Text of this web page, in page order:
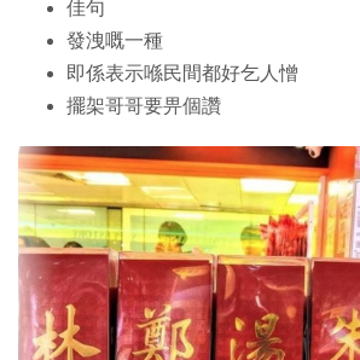
佳句
發洩嘅一種
即係表示喺民間都好乞人憎
擺架哥哥要畀個讚